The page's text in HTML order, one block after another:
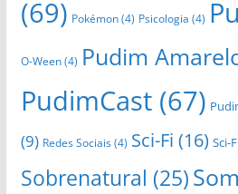
(69) Pokémon(4) Psicologia (4)
O-Ween(4) Pudim
PudimCast(67)
(9) Redes Sociais(4) Sci-Fi (16) Sci-
Sobrenatural (25)